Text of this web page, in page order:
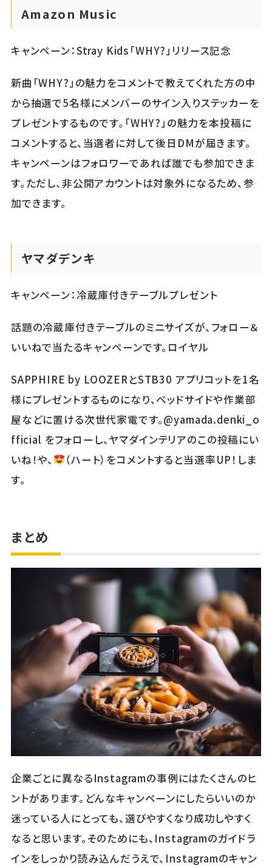
Amazon Music
キャンペーン：Stray Kids「WHY?」リリース記念
新曲「WHY?」の魅力をコメントで教えてくれた方の中
から抽選で5名様にメンバーのサイン入りステッカーを
プレゼントするものです。「WHY?」の魅力を本投稿に
コメントすると、当選者に対して後日DMが届きます。
キャンペーンはフォロワーであれば誰でも参加できま
す。ただし、非公開アカウントは対象外になるため、参
加できます。
ヤマダデンキ
キャンペーン：冷蔵庫付きテーブルプレゼント
話題の冷蔵庫付きテーブルのミニサイズが、フォロー＆
いいねで当たるキャンペーンです。ロイヤル
SAPPHIRE by LOOZERとSTB30 アプリコットを1名
様にプレゼントするものになり、ベッドサイドや作業部
屋などに置ける次世代家電です。@yamada.denki_o
fficial をフォローし、ヤマダインテリアのこの投稿にい
いね！や、
（ハート）をコメントすると当選率UP！しま
す。
まとめ
企業ごとに異なるInstagramの事例にはたくさんのヒ
ントがあります。どんなキャンペーンにしたらいいのか
迷っている人にとっても、選びやすくなり成功しやすく
なると思います。そのためにも、Instagramのガイドラ
インをしっかり読み込んだうえで、Instagramのキャン